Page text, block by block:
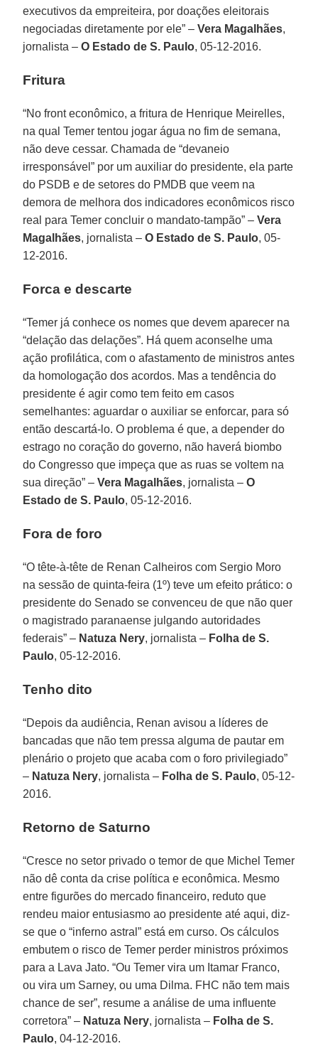
executivos da empreiteira, por doações eleitorais
negociadas diretamente por ele” –Vera Magalhães,
jornalista –O Estado de S. Paulo, 05-12-2016.
Fritura
“No front econômico, a fritura de Henrique Meirelles,
na qual Temer tentou jogar água no fim de semana,
não deve cessar. Chamada de “devaneio
irresponsável” por um auxiliar do presidente, ela parte
do PSDB e de setores do PMDB que veem na
demora de melhora dos indicadores econômicos risco
real para Temer concluir o mandato-tampão” –Vera
Magalhães, jornalista –O Estado de S. Paulo, 05-
12-2016.
Forca e descarte
“Temer já conhece os nomes que devem aparecer na
“delação das delações”. Há quem aconselhe uma
ação profilática, com o afastamento de ministros antes
da homologação dos acordos. Mas a tendência do
presidente é agir como tem feito em casos
semelhantes: aguardar o auxiliar se enforcar, para só
então descartá-lo. O problema é que, a depender do
estrago no coração do governo, não haverá biombo
do Congresso que impeça que as ruas se voltem na
sua direção” –Vera Magalhães, jornalista –O
Estado de S. Paulo, 05-12-2016.
Fora de foro
“O tête-à-tête de Renan Calheiros com Sergio Moro
na sessão de quinta-feira (1º) teve um efeito prático: o
presidente do Senado se convenceu de que não quer
o magistrado paranaense julgando autoridades
federais” – Natuza Nery, jornalista – Folha de S.
Paulo, 05-12-2016.
Tenho dito
“Depois da audiência, Renan avisou a líderes de
bancadas que não tem pressa alguma de pautar em
plenário o projeto que acaba com o foro privilegiado”
– Natuza Nery, jornalista – Folha de S. Paulo, 05-12-
2016.
Retorno de Saturno
“Cresce no setor privado o temor de que Michel Temer
não dê conta da crise política e econômica. Mesmo
entre figurões do mercado financeiro, reduto que
rendeu maior entusiasmo ao presidente até aqui, diz-
se que o “inferno astral” está em curso. Os cálculos
embutem o risco de Temer perder ministros próximos
para a Lava Jato. “Ou Temer vira um Itamar Franco,
ou vira um Sarney, ou uma Dilma. FHC não tem mais
chance de ser”, resume a análise de uma influente
corretora” – Natuza Nery, jornalista – Folha de S.
Paulo, 04-12-2016.